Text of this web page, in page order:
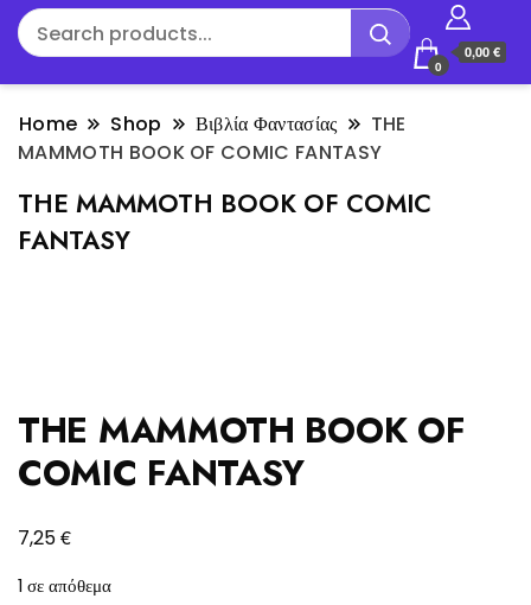
0
0,00 €
Home Shop Βιβλία Φαντασίας
THE
MAMMOTH BOOK OF COMIC FANTASY
THE MAMMOTH BOOK OF COMIC
FANTASY
THE MAMMOTH BOOK OF
COMIC FANTASY
7,25€
1 σε απόθεμα